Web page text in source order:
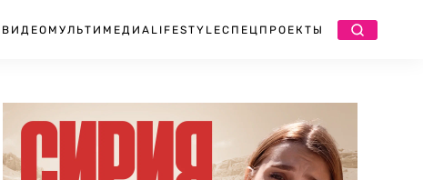
ВИДЕО МУЛЬТИМЕДИА LIFESTYLEСПЕЦПРОЕКТЫ